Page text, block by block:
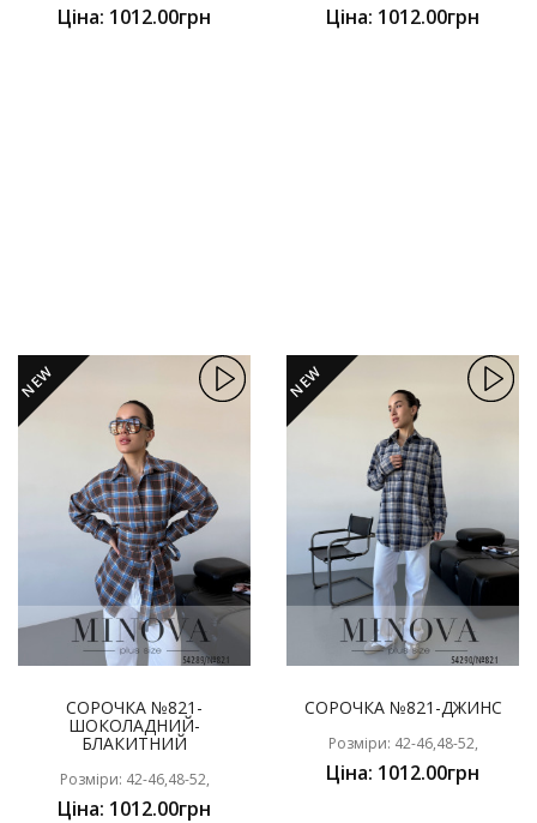
Ціна: 1012.00грн Ціна: 1012.00грн
NEW
СОРОЧКА №821-
ШОКОЛАДНИЙ-
БЛАКИТНИЙ
Розміри: 42-46,48-52,
Ціна: 1012.00грн
NEW
СОРОЧКА №821-ДЖИНС
Розміри: 42-46,48-52,
Ціна: 1012.00грн